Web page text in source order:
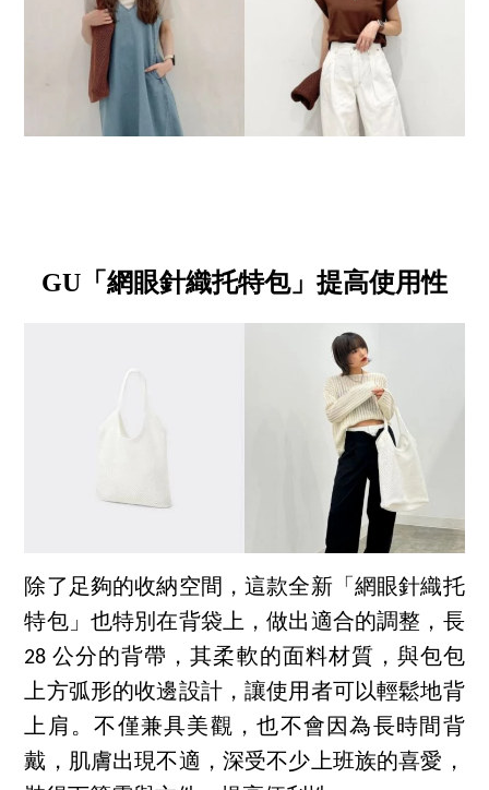
GU「網眼針織托特包」提高使用性
除了足夠的收納空間，這款全新「網眼針織托
特包」也特別在背袋上，做出適合的調整，長
28 公分的背帶，其柔軟的面料材質，與包包
上方弧形的收邊設計，讓使用者可以輕鬆地背
上肩。不僅兼具美觀，也不會因為長時間背
戴，肌膚出現不適，深受不少上班族的喜愛，